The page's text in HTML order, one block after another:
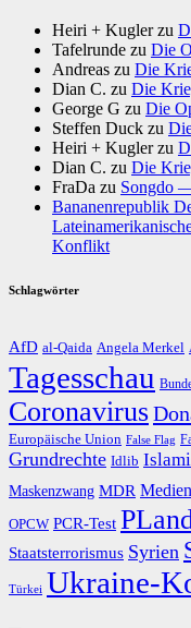
Heiri + Kuglerzu
Tafelrunde zu Die
Andreas zu Die
Dian C. zu Die
George G zu Die
Steffen Duck zu
Heiri + Kuglerzu
Dian C. zu Die
FraDa zu Songdo
Bananenrepublik
Konflikt
Schlagwörter
AfD al-Qaida Angela Merkel
Tagesschau
Coronavirus
Europäische Union False Flag
Grundrechte Idlib
Maskenzwang MDR
OPCW PCR-Test
Staatsterrorismus Syrien
Türkei Ukraine-